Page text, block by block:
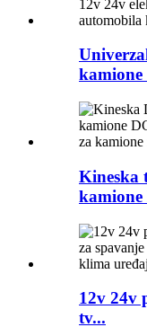
kamione
Kineska
kamione
12v 24v
tv...